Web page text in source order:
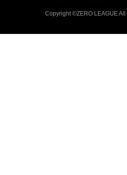
Copyright ©ZERO LEAGUE